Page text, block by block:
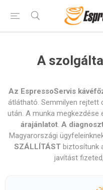
A
Az EspressoServis
átlátható. Semmilyen rejtett
után. A munka megkezdése
árajánlatot. A
Magyarországi
SZÁLLÍTÁST biztosítunk
javítást